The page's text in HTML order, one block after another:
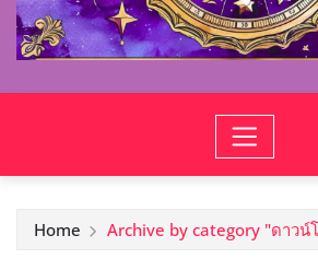
Home Archive by category "ดาวน์